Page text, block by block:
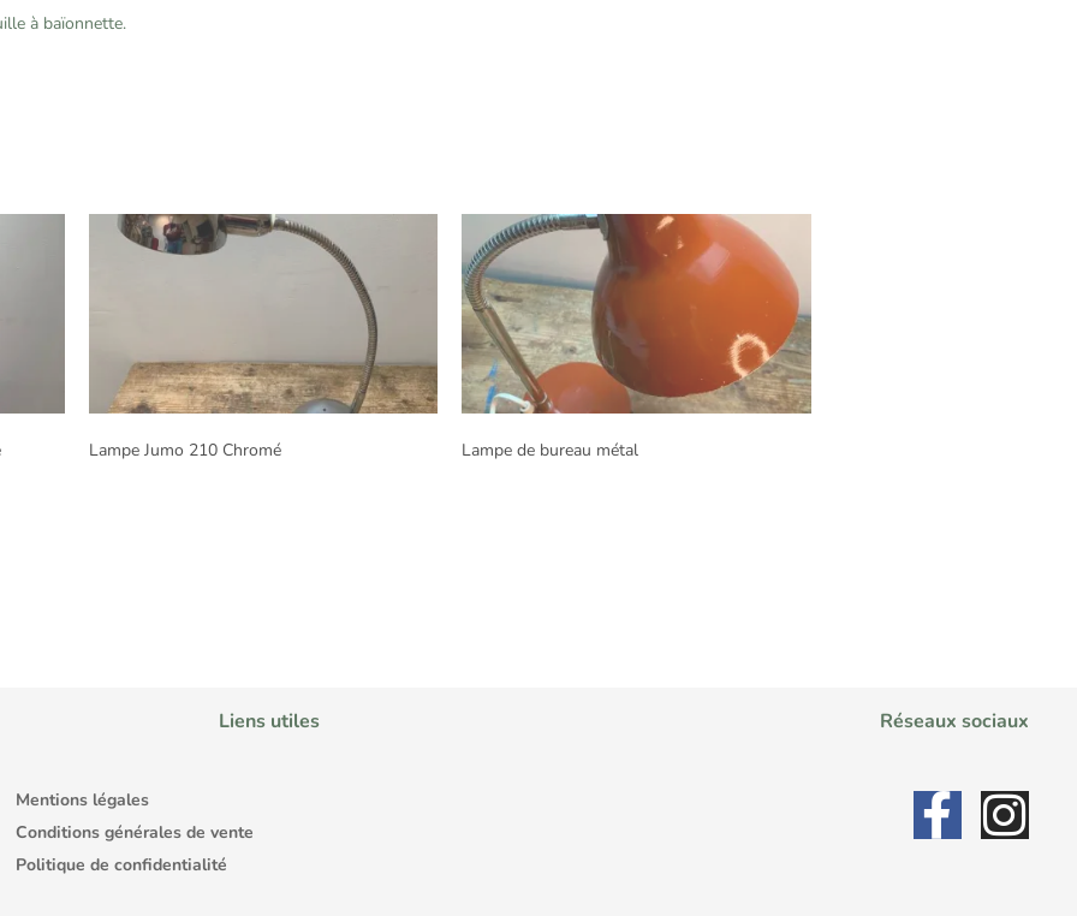
à baïonnette.
Lampe Jumo 210 Chromé Lampe de bureau métal
Liens utiles
Mentions légales
Conditions générales de vente
Politique de confidentialité
Réseaux sociaux